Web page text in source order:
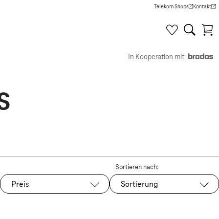
Telekom Shops
(Wird in einem neuen Tab
Kontakt
(Wird in
In Kooperation mit
Preis
Sortieren nach:
Sortierung